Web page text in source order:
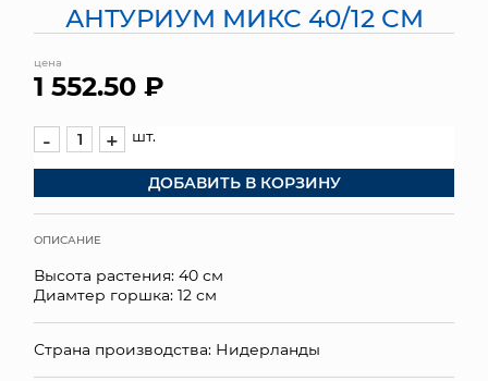
ЯЩИКИ
ПОДАРОЧНЫЕ КАРТЫ
ОПТОВЫМ КЛИЕНТАМ
ДОСТАВКА И ОПЛАТА
АНТУРИУМ МИКС 40/12 СМ
цена
1 552.50 ₽
- + шт.
ДОБАВИТЬ В КОРЗИНУ
ОПИСАНИЕ
Высота растения: 40 см
Диамтер горшка: 12 см
Страна производства: Нидерланды